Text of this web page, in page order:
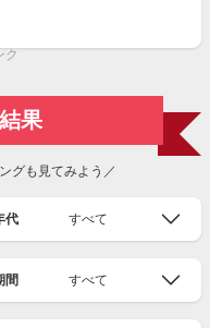
ク
果
グも見てみよう／
代 すべて
間 すべて